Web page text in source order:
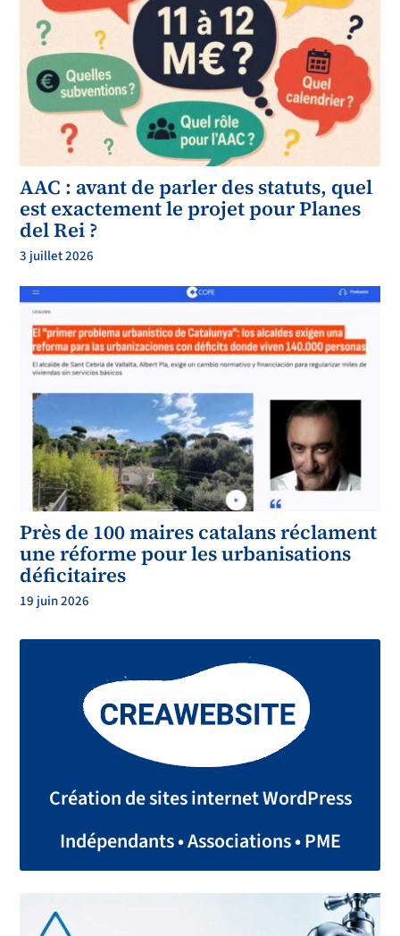
AAC : avant de parler des statuts, quel
est exactement le projet pour Planes
del Rei ?
3 juillet 2026
Près de 100 maires catalans réclament
une réforme pour les urbanisations
déficitaires
19 juin 2026
Création de sites internet WordPress
Indépendants • Associations • PME